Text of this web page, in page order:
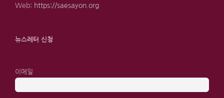
Web: https://saesayon.org
뉴스레터 신청
이메일